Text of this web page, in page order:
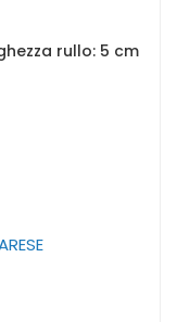
rullo: 5 cm